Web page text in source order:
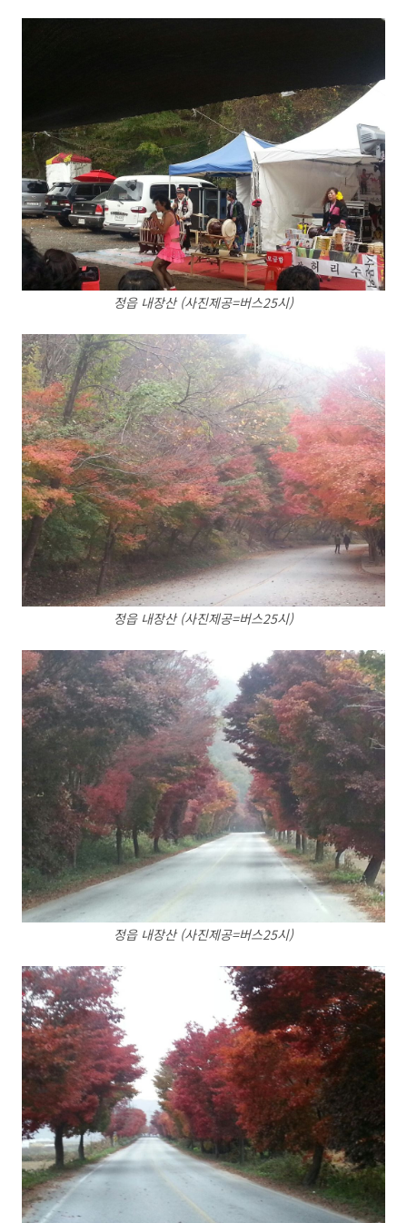
정읍 내장산 (사진제공=버스25시)
정읍 내장산 (사진제공=버스25시)
정읍 내장산 (사진제공=버스25시)